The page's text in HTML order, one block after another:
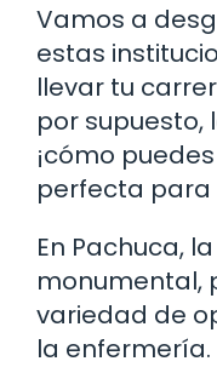
Vamos a
estas
llevar tu
por
¡cómo
perfecta para
En Pachuca,
monumental,
variedad de
la enfermería.